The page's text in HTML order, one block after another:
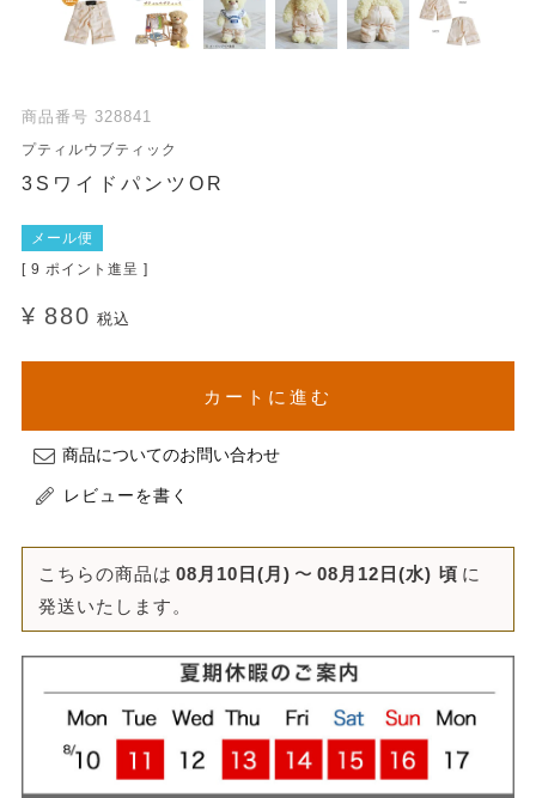
商品番号 328841
プティルウブティック
3SワイドパンツOR
メール便
[ 9 ポイント進呈 ]
¥ 880 税込
カートに進む
商品についてのお問い合わせ
レビューを書く
こちらの商品は 08月10日(月) 〜 08月12日(水) 頃 に
発送いたします。